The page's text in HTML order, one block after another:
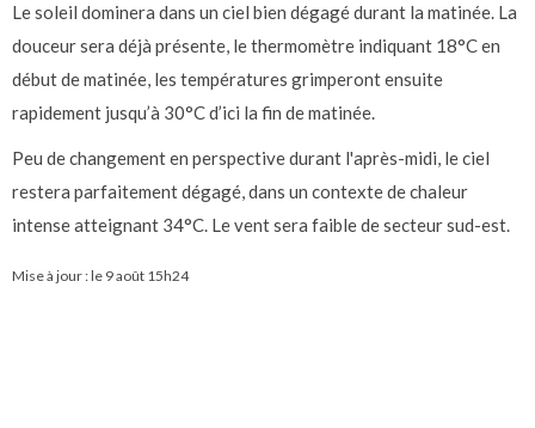
Le soleil dominera dans un ciel bien dégagé durant la matinée. La
douceur sera déjà présente, le thermomètre indiquant 18°C en
début de matinée, les températures grimperont ensuite
rapidement jusqu’à 30°C d’ici la fin de matinée.
Peu de changement en perspective durant l'après-midi, le ciel
restera parfaitement dégagé, dans un contexte de chaleur
intense atteignant 34°C. Le vent sera faible de secteur sud-est.
Mise à jour : le 9 août 15h24